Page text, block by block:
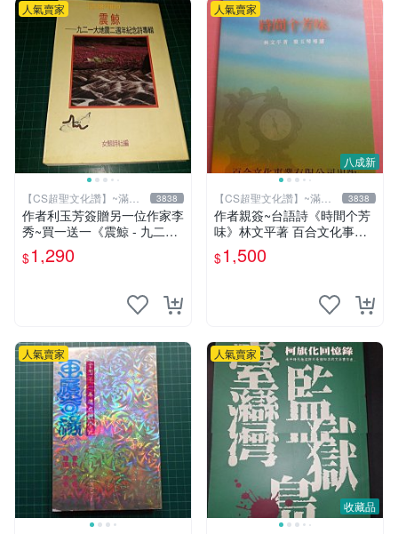
人氣賣家
【CS超聖文化讚】~滿千
元送運
3838
作者利玉芳簽贈另一位作家李
秀~買一送一《震鯨 - 九二一
大地震二週年紀念詩專輯》女
鯨詩社編 (贈 利玉芳小詩集)
$1,290
八成新
人氣賣家
【CS超聖文化讚】~滿千
元送運
3838
作者親簽~台語詩《時間个芳
味》林文平著 百合文化事業
2006.10初版一刷 附光碟【C
S超聖文化讚】
$1,500
人氣賣家
收藏品
人氣賣家